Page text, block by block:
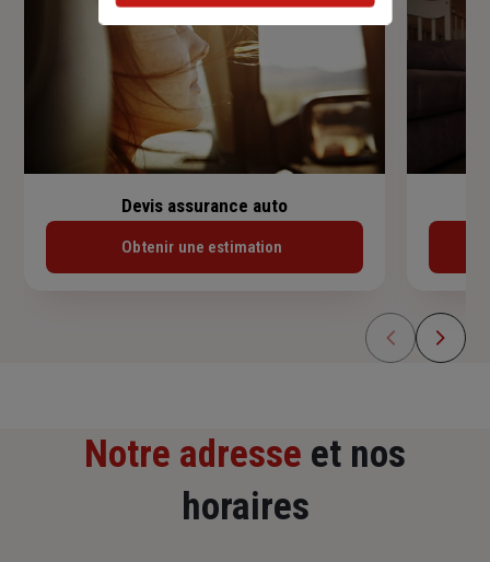
Devis assurance auto
Obtenir une estimation
Notre adresse et nos
horaires